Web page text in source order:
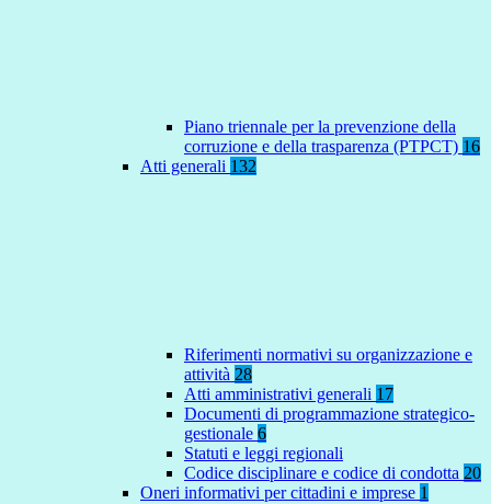
Piano triennale per la prevenzione della
corruzione e della trasparenza (PTPCT) 16
Atti generali 132
Riferimenti normativi su organizzazione e
attività 28
Atti amministrativi generali 17
Documenti di programmazione strategico-
gestionale 6
Statuti e leggi regionali
Codice disciplinare e codice di condotta 20
Oneri informativi per cittadini e imprese 1